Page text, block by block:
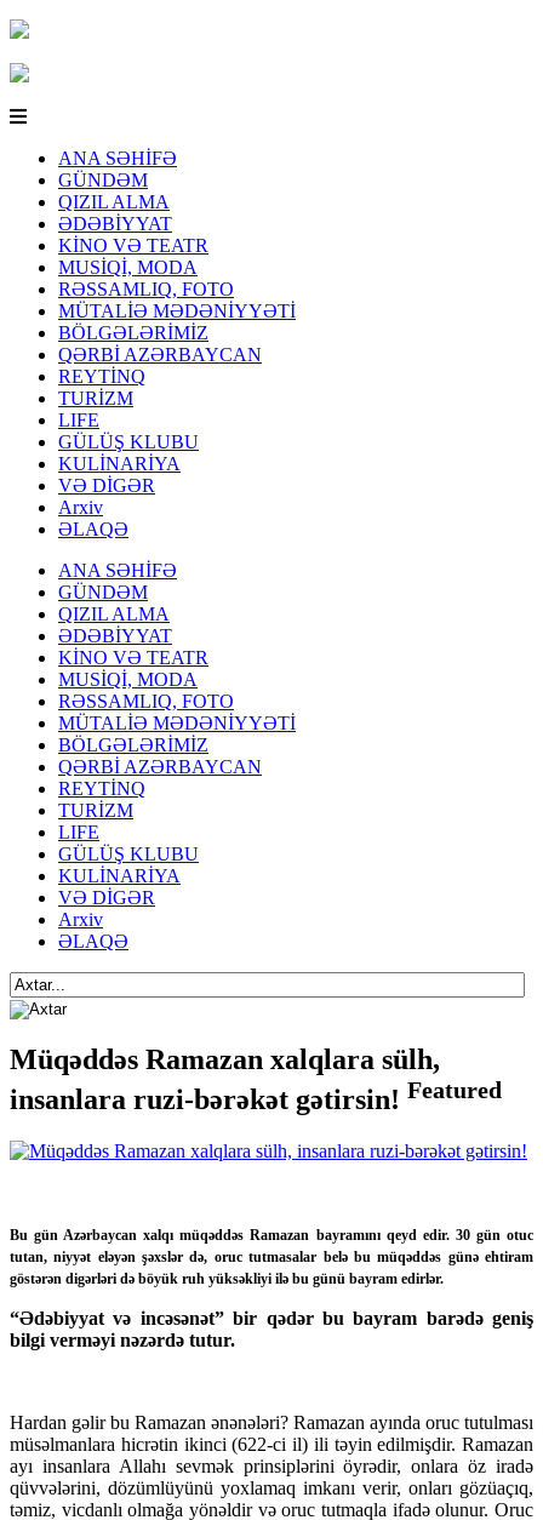
ANA SƏHİFƏ
GÜNDƏM
QIZIL ALMA
ƏDƏBİYYAT
KİNO VƏ TEATR
MUSİQİ, MODA
RƏSSAMLIQ, FOTO
MÜTALİƏ MƏDƏNİYYƏTİ
BÖLGƏLƏRİMİZ
QƏRBİ AZƏRBAYCAN
REYTİNQ
TURİZM
LIFE
GÜLÜŞ KLUBU
KULİNARİYA
VƏ DİGƏR
Arxiv
ƏLAQƏ
ANA SƏHİFƏ
GÜNDƏM
QIZIL ALMA
ƏDƏBİYYAT
KİNO VƏ TEATR
MUSİQİ, MODA
RƏSSAMLIQ, FOTO
MÜTALİƏ MƏDƏNİYYƏTİ
BÖLGƏLƏRİMİZ
QƏRBİ AZƏRBAYCAN
REYTİNQ
TURİZM
LIFE
GÜLÜŞ KLUBU
KULİNARİYA
VƏ DİGƏR
Arxiv
ƏLAQƏ
Müqəddəs Ramazan xalqlara sülh,
insanlara ruzi-bərəkət gətirsin! Featured
Bu gün Azərbaycan xalqı müqəddəs Ramazan bayramını qeyd edir. 30 gün otuc
tutan, niyyət eləyən şəxslər də, oruc tutmasalar belə bu müqəddəs günə ehtiram
göstərən digərləri də böyük ruh yüksəkliyi ilə bu günü bayram edirlər.
“Ədəbiyyat və incəsənət” bir qədər bu bayram barədə geniş
bilgi verməyi nəzərdə tutur.
Hardan gəlir bu Ramazan ənənələri? Ramazan ayında oruc tutulması
müsəlmanlara hicrətin ikinci (622-ci il) ili təyin edilmişdir. Ramazan
ayı insanlara Allahı sevmək prinsiplərini öyrədir, onlara öz iradə
qüvvələrini, dözümlüyünü yoxlamaq imkanı verir, onları gözüaçıq,
təmiz, vicdanlı olmağa yönəldir və oruc tutmaqla ifadə olunur. Oruc